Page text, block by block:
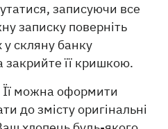
записуючи все
записку поверніть
у скляну банку
її кришкою.
Її можна оформити
до змісту оригінальні